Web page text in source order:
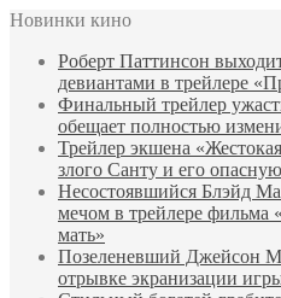
Новинки кино
Роберт Паттинсон
девиантами в трейлере
Финальный трейлер
обещает полностью
Трейлер экшена
злого Санту и его
Несостоявшийся Блэйд
мечом в трейлере фильма
мать»
Позеленевший Джейсон
отрывке экранизации